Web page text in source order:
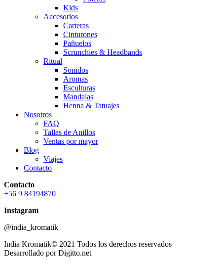
Kids
Accesorios
Carteras
Cinturones
Pañuelos
Scrunchies & Headbands
Ritual
Sonidos
Aromas
Esculturas
Mandalas
Henna & Tatuajes
Nosotros
FAQ
Tallas de Anillos
Ventas por mayor
Blog
Viajes
Contacto
Contacto
+56 9 84194870
Instagram
@india_kromatik
India Kromatik© 2021 Todos los derechos reservados
Desarrollado por Digitto.net